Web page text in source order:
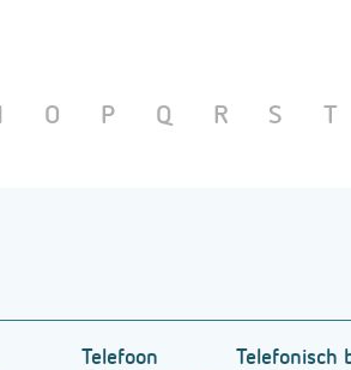
O P Q R S T
Telefoon Telefonisch